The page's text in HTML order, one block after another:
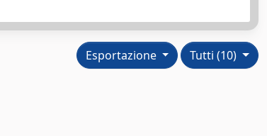
Tutti (10)
Esportazione